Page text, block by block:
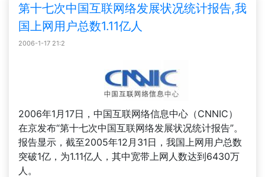
第十七次中国互联网络发展状况统计报告,我
国上网用户总数1.11亿人
2006-1-17 21:2
2006年1月17日，中国互联网络信息中心（CNNIC）
在京发布“第十七次中国互联网络发展状况统计报告”。
报告显示，截至2005年12月31日，我国上网用户总数
突破1亿，为1.11亿人，其中宽带上网人数达到6430万
人。